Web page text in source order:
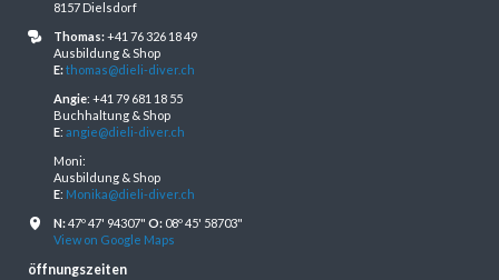
8157 Dielsdorf
Thomas:+41 76 326 18 49
Ausbildung & Shop
E:thomas@dieli-diver.ch
Angie: +41 79 681 18 55
Buchhaltung & Shop
E: angie@dieli-diver.ch
Moni:
Ausbildung & Shop
E: Monika@dieli-diver.ch
N:47º 47' 94307" O:08º 45' 58703"
View on Google Maps
öffnungszeiten